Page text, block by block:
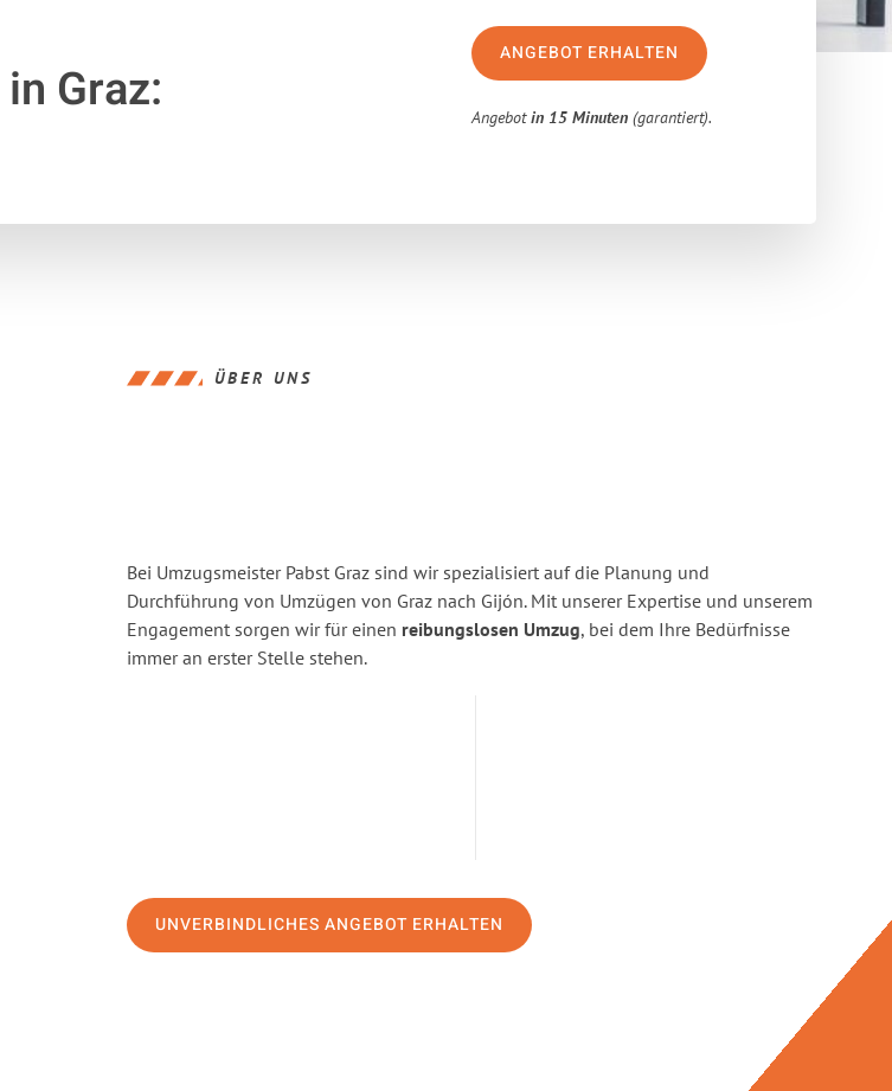
in Graz:
ANGEBOT ERHALTEN
Angebotin 15 Minuten (garantiert).
ÜBER UNS
Bei Umzugsmeister Pabst Graz sind wir spezialisiert auf die Planung und
Durchführung von Umzügen von Graz nach Gijón. Mit unserer Expertise und unserem
Engagement sorgen wir für einen reibungslosen Umzug, bei dem Ihre Bedürfnisse
immer an erster Stelle stehen.
UNVERBINDLICHES ANGEBOT ERHALTEN